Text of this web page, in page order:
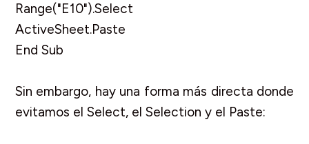
Range("E10").Select
ActiveSheet.Paste
End Sub
Sin embargo, hay una forma más directa donde
evitamos el Select, el Selection y el Paste: